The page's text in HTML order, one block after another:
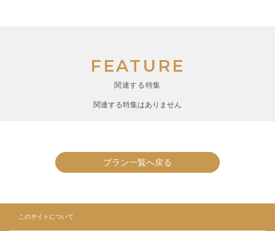
FEATURE
関連する特集
関連する特集はありません
プラン一覧へ戻る
このサイトについて